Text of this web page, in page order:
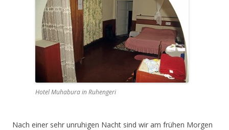
Hotel Muhabura in Ruhengeri
Nach einer sehr unruhigen Nacht sind wir am frühen Morgen